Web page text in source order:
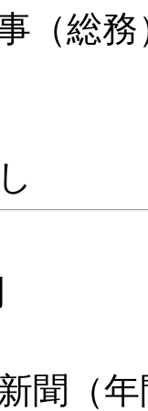
務
年間2